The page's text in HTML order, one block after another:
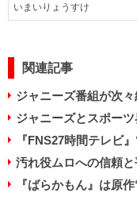
いまいりょうすけ
関連記事
ジャニーズ番組が次
ジャニーズとスポー
『FNS27時間テレビ
汚れ役ムロへの信頼
『ばらかもん』は原